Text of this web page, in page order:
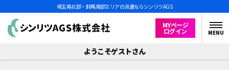
埼玉県北部・群馬南部エリアの派遣ならシンリツAGS
MYページ
ログイン MENU
ようこそゲストさん